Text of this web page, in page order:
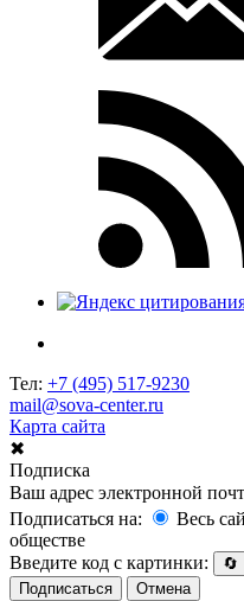
Тел: +7 (495) 517-9230
mail@sova-center.ru
Карта сайта
✖
Подписка
Ваш адрес электронной
Подписаться на:
Весь
обществе
Введите код с картинки:
🔄
Подписаться
Отмена